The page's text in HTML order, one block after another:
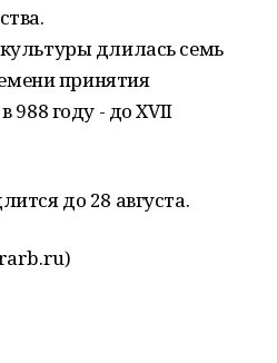
длилась семь
принятия
988 году - до XVII
до 28 августа.